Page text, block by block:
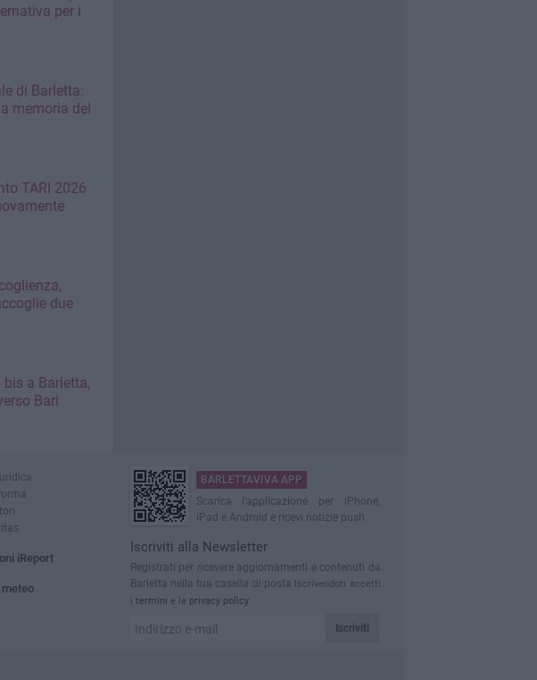
per i
di Barletta:
memoria del
TARI 2026
due
a Barletta,
Bari
iReport
BARLETTAVIVA APP
Scarica l'applicazione per iPhone,
iPad e Android e ricevi notizie push
Iscriviti alla Newsletter
Registrati per ricevere aggiornamenti e contenuti da
Barletta nella tua casella di posta Iscrivendoti accetti
i termini e la privacy policy
Iscriviti